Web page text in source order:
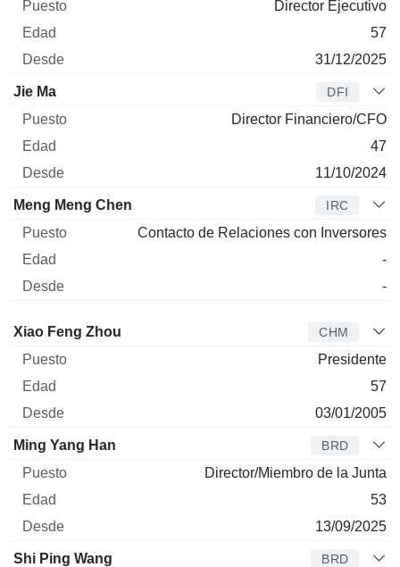
Director Ejecutivo
57
31/12/2025
Jie Ma DFI
Director Financiero/CFO
47
11/10/2024
Meng Meng Chen IRC
Contacto de Relaciones con Inversores
-
-
Administrador Puesto
Xiao Feng Zhou CHM
Presidente
57
03/01/2005
Ming Yang Han BRD
Director/Miembro de la Junta
53
13/09/2025
Shi Ping Wang BRD